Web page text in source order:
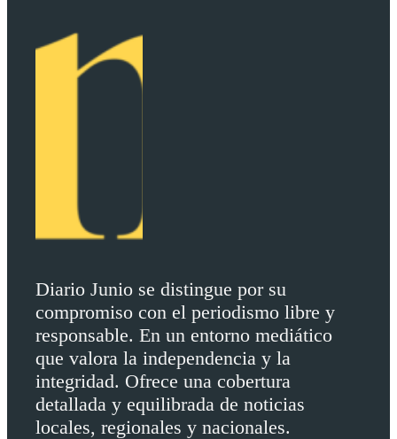
Diario Junio se distingue por su
compromiso con el periodismo libre y
responsable. En un entorno mediático
que valora la independencia y la
integridad. Ofrece una cobertura
detallada y equilibrada de noticias
locales, regionales y nacionales.